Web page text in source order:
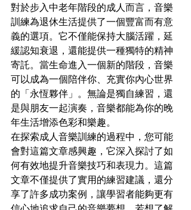
對於步入中老年階段的成人而言，音樂
訓練為退休生活提供了一個豐富而有意
義的選項。它不僅能保持大腦活躍，延
緩認知衰退，還能提供一種獨特的精神
寄託。當生命進入一個新的階段，音樂
可以成為一個陪伴你、充實你內心世界
的「永恆夥伴」。無論是獨自練習，還
是與朋友一起演奏，音樂都能為你的晚
年生活增添色彩和樂趣。
在探索成人音樂訓練的過程中，您可能
會對這篇文章感興趣，它深入探討了如
何有效地提升音樂技巧和表現力。這篇
文章不僅提供了實用的練習建議，還分
享了許多成功案例，讓學習者能夠更有